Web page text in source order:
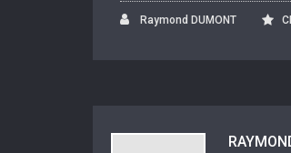
Raymond DUMONT